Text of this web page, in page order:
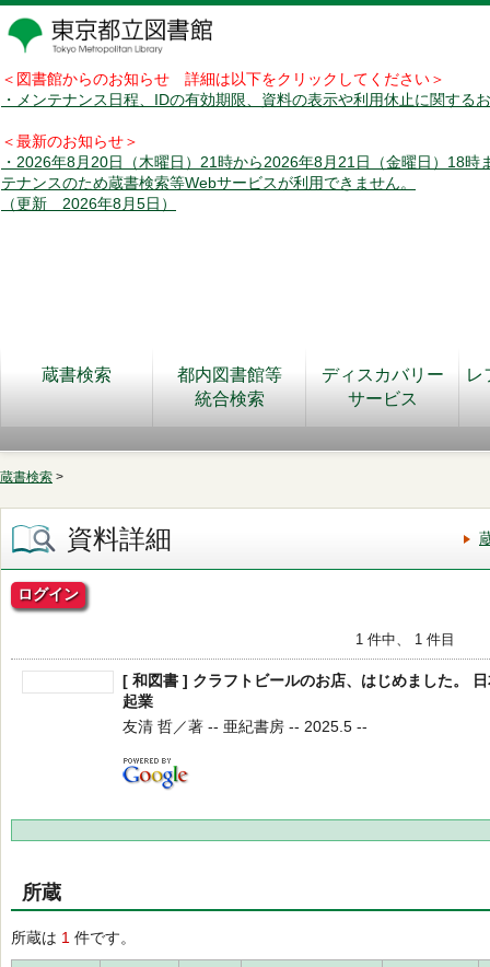
＜図書館からのお知らせ 詳細は以下をクリックしてください＞
・メンテナンス日程、IDの有効期限、資料の表示や利用休止に関する
＜最新のお知らせ＞
・2026年8月20日（木曜日）21時から2026年8月21日（金曜日）18時
テナンスのため蔵書検索等Webサービスが利用できません。
（更新 2026年8月5日）
蔵書検索
都内図書館等
統合検索
ディスカバリー
サービス
レ
蔵書検索 >
資料詳細
ログイン
1 件中、 1 件目
[ 和図書 ] クラフトビールのお店、はじめました。
起業
友清 哲／著 -- 亜紀書房 -- 2025.5 --
所蔵
所蔵は 1 件です。